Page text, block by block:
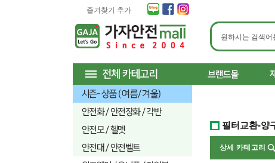
즐겨찾기 추가
필터교환-양
상세 카테고리